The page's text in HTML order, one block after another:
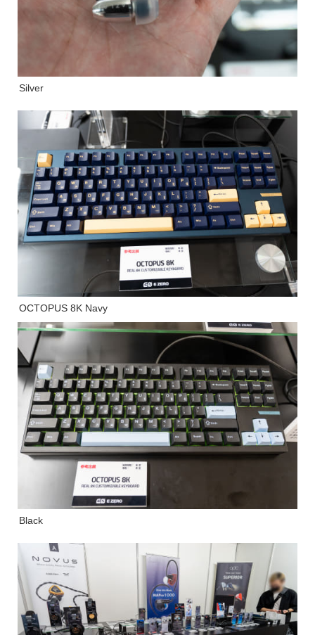
Silver
OCTOPUS 8K Navy
Black